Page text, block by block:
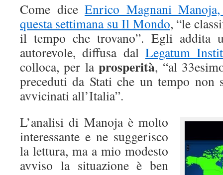
Come dice Enrico Magnani
questa settimana su Il Mondo, “le
il tempo che trovano”. Egli addita
autorevole, diffusa dal Legatum
colloca, per laprosperità, “al
preceduti da Stati che un tempo non
avvicinati all’Italia”.
L’analisi di Manoja è molto
interessante e ne suggerisco
la lettura, ma a mio modesto
avviso la situazione è ben